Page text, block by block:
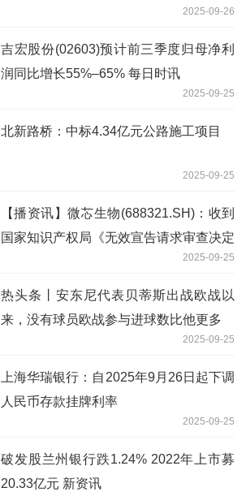
2025-09-26
吉宏股份(02603)预计前三季度归母净利
润同比增长55%–65% 每日时讯
2025-09-25
北新路桥：中标4.34亿元公路施工项目
2025-09-25
【播资讯】微芯生物(688321.SH)：收到
国家知识产权局《无效宣告请求审查决定
2025-09-25
热头条丨安东尼代表贝蒂斯出战欧战以
来，没有球员欧战参与进球数比他更多
2025-09-25
上海华瑞银行：自2025年9月26日起下调
人民币存款挂牌利率
2025-09-25
破发股兰州银行跌1.24% 2022年上市募
20.33亿元 新资讯